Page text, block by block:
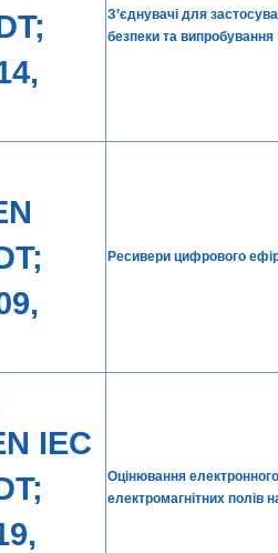
З’єднувачі для
безпеки та випробування
Ресивери цифрового
IEC
Оцінювання
електромагнітних полів